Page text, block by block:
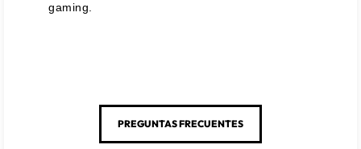
gaming.
PREGUNTAS FRECUENTES